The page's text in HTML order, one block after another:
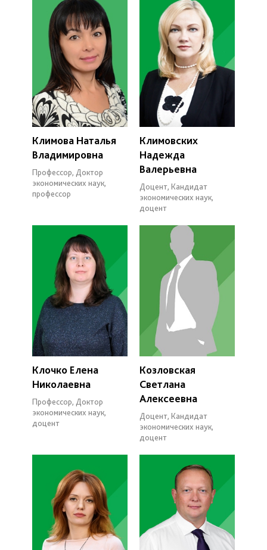
Климова Наталья
Владимировна
Профессор, Доктор
экономических наук,
профессор
Климовских
Надежда
Валерьевна
Доцент, Кандидат
экономических наук,
доцент
Клочко Елена
Николаевна
Профессор, Доктор
экономических наук,
доцент
Козловская
Светлана
Алексеевна
Доцент, Кандидат
экономических наук,
доцент